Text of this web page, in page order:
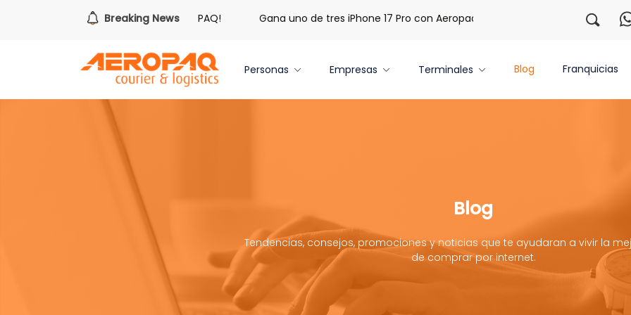
Breaking News
hora de redimir tus libras de Cash PAQ! Gana uno de tres iPhone 17 Pro con Aeropaq Prime ¡Regístrate con
Personas Empresas Terminales Blog Franquicias
Blog
Tendencias, consejos, promociones y noticias que te ayudaran a vivir la
de comprar por internet.